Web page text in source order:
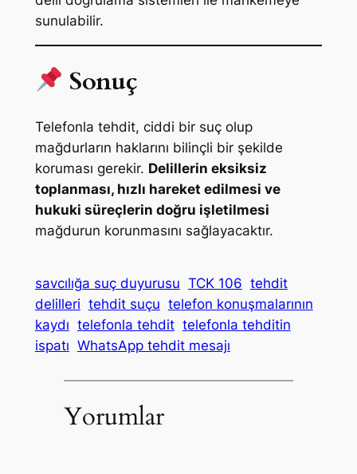
sunulabilir.
Sonuç
Telefonla tehdit, ciddi bir suç olup
mağdurların haklarını bilinçli bir şekilde
koruması gerekir. Delillerin eksiksiz
toplanması, hızlı hareket edilmesi ve
hukuki süreçlerin doğru işletilmesi
mağdurun korunmasını sağlayacaktır.
savcılığa suç duyurusu TCK 106 tehdit
delilleri tehdit suçu telefon konuşmalarının
kaydı telefonla tehdit telefonla tehditin
ispatı WhatsApp tehdit mesajı
Yorumlar